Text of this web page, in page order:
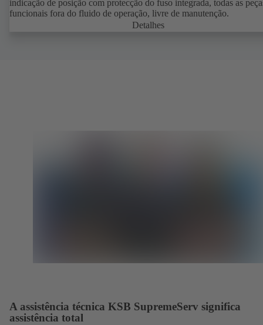
indicação de posição com protecção do fuso integrada, todas as
funcionais fora do fluido de operação, livre de manutenção.
Detalhes
A assistência técnica KSB SupremeServ significa
assistência total